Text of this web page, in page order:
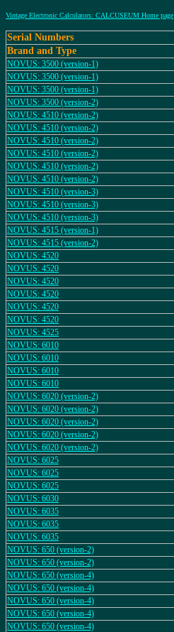
Vintage Electronic Calculators: CALCUSEUM Home page
Serial Numbers
Brand and Type
NOVUS: 3500 (version-1)
NOVUS: 3500 (version-1)
NOVUS: 3500 (version-1)
NOVUS: 3500 (version-2)
NOVUS: 4510 (version-2)
NOVUS: 4510 (version-2)
NOVUS: 4510 (version-2)
NOVUS: 4510 (version-2)
NOVUS: 4510 (version-2)
NOVUS: 4510 (version-2)
NOVUS: 4510 (version-3)
NOVUS: 4510 (version-3)
NOVUS: 4510 (version-3)
NOVUS: 4515 (version-1)
NOVUS: 4515 (version-2)
NOVUS: 4520
NOVUS: 4520
NOVUS: 4520
NOVUS: 4520
NOVUS: 4520
NOVUS: 4520
NOVUS: 4525
NOVUS: 6010
NOVUS: 6010
NOVUS: 6010
NOVUS: 6010
NOVUS: 6020 (version-2)
NOVUS: 6020 (version-2)
NOVUS: 6020 (version-2)
NOVUS: 6020 (version-2)
NOVUS: 6020 (version-2)
NOVUS: 6025
NOVUS: 6025
NOVUS: 6025
NOVUS: 6030
NOVUS: 6035
NOVUS: 6035
NOVUS: 6035
NOVUS: 650 (version-2)
NOVUS: 650 (version-2)
NOVUS: 650 (version-4)
NOVUS: 650 (version-4)
NOVUS: 650 (version-4)
NOVUS: 650 (version-4)
NOVUS: 650 (version-4)